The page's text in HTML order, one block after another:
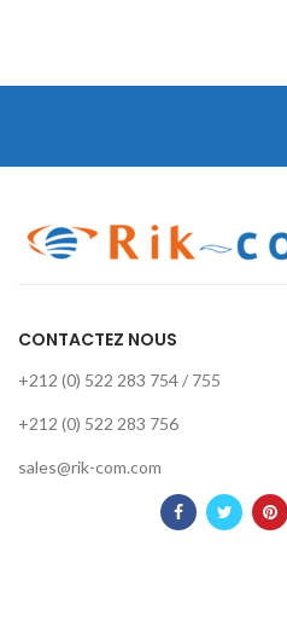
CONTACTEZ NOUS
+212 (0) 522 283 754 / 755
+212 (0) 522 283 756
sales@rik-com.com